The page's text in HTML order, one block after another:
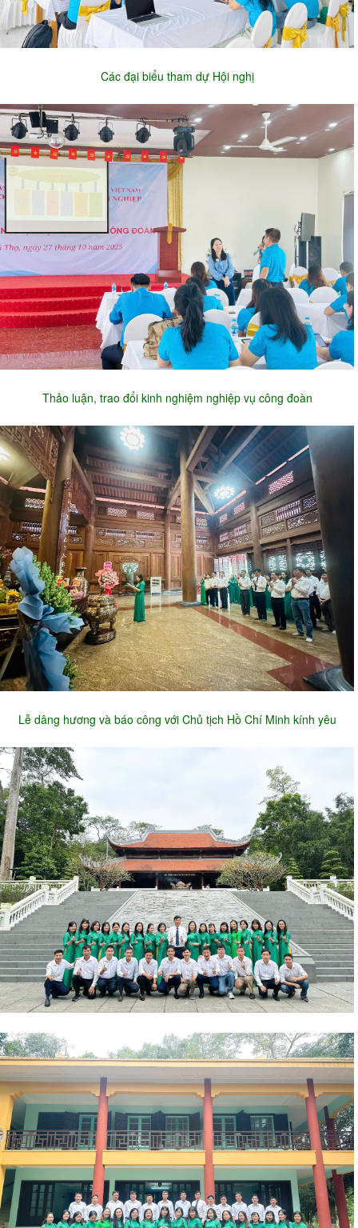
Các đại biểu tham dự Hội nghị
Thảo luận, trao đổi kinh nghiệm nghiệp vụ công đoàn
Lễ dâng hương và báo công với Chủ tịch Hồ Chí Minh kính yêu